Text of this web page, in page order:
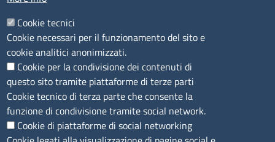
P.IVA01047570906
Codice Fiscale
Codice Univoco per le fatture elettroniche: UFPXFS
LINK UTILI
Segnalazione di illecito
Amministrazione Trasparente
Cookie tecnici
Cookie necessari per il funzionamento del sito e
cookie analitici anonimizzati.
Cookie per la condivisione dei contenuti di
questo sito tramite piattaforme di terze parti
Cookie tecnico di terza parte che consente la
funzione di condivisione tramite social network.
Cookie di piattaforme di social networking